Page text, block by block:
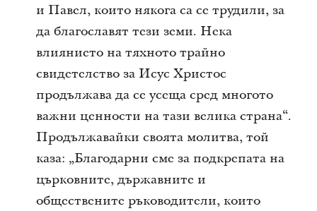
и Павел, които някога са се трудили, за
да благославят тези земи. Нека
влиянието на тяхното трайно
свидетелство за Исус Христос
продължава да се усеща сред многото
важни ценности на тази велика страна“.
Продължавайки своята молитва, той
каза: „Благодарни сме за подкрепата на
църковните, държавните и
обществените ръководители, които